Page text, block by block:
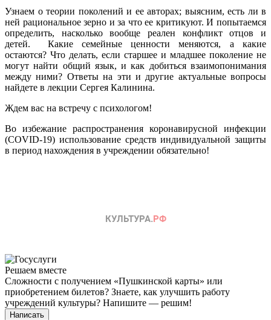
Узнаем о теории поколений и ее авторах; выясним, есть ли в
ней рациональное зерно и за что ее критикуют. И попытаемся
определить, насколько вообще реален конфликт отцов и
детей. Какие семейные ценности меняются, а какие
остаются? Что делать, если старшее и младшее поколение не
могут найти общий язык, и как добиться взаимопонимания
между ними? Ответы на эти и другие актуальные вопросы
найдете в лекции Сергея Калинина.
Ждем вас на встречу с психологом!
Во избежание распространения коронавирусной инфекции
(COVID-19) использование средств индивидуальной защиты
в период нахождения в учреждении обязательно!
Решаем вместе
Сложности с получением «Пушкинской карты» или
приобретением билетов? Знаете, как улучшить работу
учреждений культуры? Напишите — решим!
Написать